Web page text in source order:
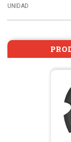
UNIDAD